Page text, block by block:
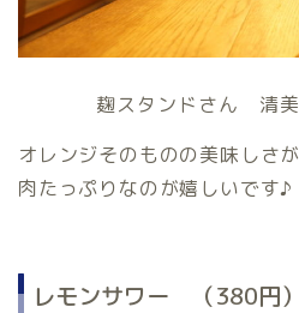
麹スタンドさん 清
オレンジそのものの美味しさ
肉たっぷりなのが嬉しいです♪
レモンサワー （380円）